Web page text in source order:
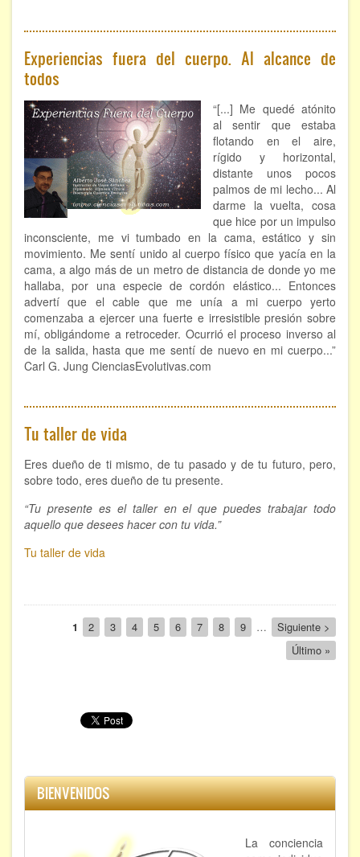
Experiencias fuera del cuerpo. Al alcance de
todos
“[...] Me quedé atónito
al sentir que estaba
flotando en el aire,
rígido y horizontal,
distante unos pocos
palmos de mi lecho... Al
darme la vuelta, cosa
que hice por un impulso
inconsciente, me vi tumbado en la cama, estático y sin
movimiento. Me sentí unido al cuerpo físico que yacía en la
cama, a algo más de un metro de distancia de donde yo me
hallaba, por una especie de cordón elástico... Entonces
advertí que el cable que me unía a mi cuerpo yerto
comenzaba a ejercer una fuerte e irresistible presión sobre
mí, obligándome a retroceder. Ocurrió el proceso inverso al
de la salida, hasta que me sentí de nuevo en mi cuerpo...”
Carl G. Jung CienciasEvolutivas.com
Tu taller de vida
Eres dueño de ti mismo, de tu pasado y de tu futuro, pero,
sobre todo, eres dueño de tu presente.
“Tu presente es el taller en el que puedes trabajar todo
aquello que desees hacer con tu vida.”
Tu taller de vida
Página
actual
1 Page
2 Page
3 Page
4 Page
5 Page
6 Page
7 Page
8 Page
9 …
Siguiente
página
Siguiente >
Última
página
Último »
BIENVENIDOS
La conciencia